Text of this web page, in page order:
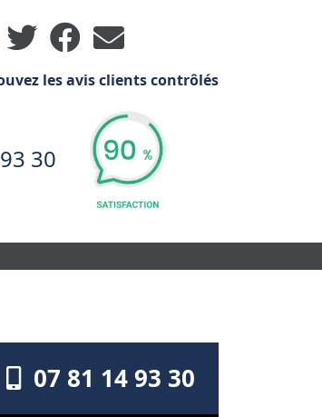
les avis clients contrôlés
30
07 81 14 93 30